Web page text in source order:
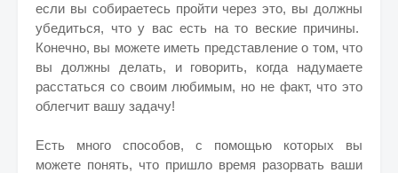
если вы собираетесь пройти через это, вы должны
убедиться, что у вас есть на то веские причины.
Конечно, вы можете иметь представление о том, что
вы должны делать, и говорить, когда надумаете
расстаться со своим любимым, но не факт, что это
облегчит вашу задачу!
Есть много способов, с помощью которых вы
можете понять, что пришло время разорвать ваши